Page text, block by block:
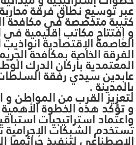
عبر توسيع نطاق فرقة محاربة
كتيبة متخصصة في مكافحة
و إفتتاح مكاتب إقليمية
العاصمة الإقتصادية
الفرقة الخاصة بمكافحة
المعتمدية بأركان الدرك
عابدين سيدي رفقة السلطات
بالمدينة .
لتعزيز القرب من المواطن و
و تؤكد هذه الخطوة الأهمية
واعتماد استراتيجيات
تستخدم الشبكات الإجرامية